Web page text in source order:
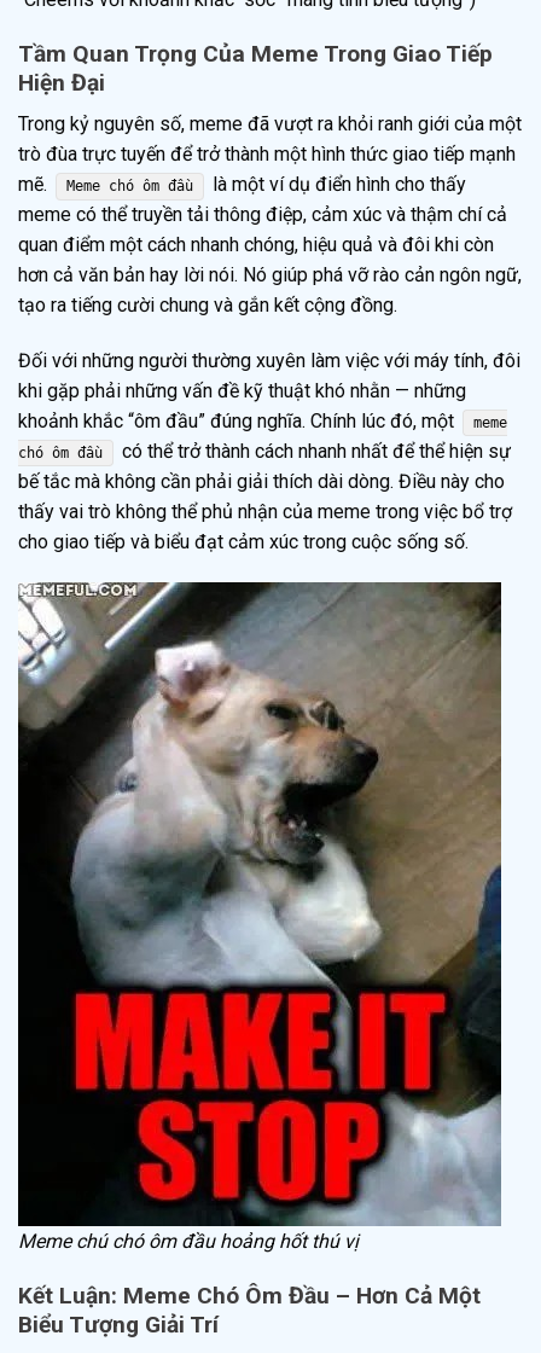
Tầm Quan Trọng Của Meme Trong Giao Tiếp
Hiện Đại
Trong kỷ nguyên số, meme đã vượt ra khỏi ranh giới của một
trò đùa trực tuyến để trở thành một hình thức giao tiếp mạnh
mẽ.
Meme chó ôm đầu
là một ví dụ điển hình cho thấy
meme có thể truyền tải thông điệp, cảm xúc và thậm chí cả
quan điểm một cách nhanh chóng, hiệu quả và đôi khi còn
hơn cả văn bản hay lời nói. Nó giúp phá vỡ rào cản ngôn ngữ,
tạo ra tiếng cười chung và gắn kết cộng đồng.
Đối với những người thường xuyên làm việc với máy tính, đôi
khi gặp phải những vấn đề kỹ thuật khó nhằn — những
khoảnh khắc “ôm đầu” đúng nghĩa. Chính lúc đó, một
meme
chó ôm đầu
có thể trở thành cách nhanh nhất để thể hiện sự
bế tắc mà không cần phải giải thích dài dòng. Điều này cho
thấy vai trò không thể phủ nhận của meme trong việc bổ trợ
cho giao tiếp và biểu đạt cảm xúc trong cuộc sống số.
Meme chú chó ôm đầu hoảng hốt thú vị
Kết Luận: Meme Chó Ôm Đầu – Hơn Cả Một
Biểu Tượng Giải Trí